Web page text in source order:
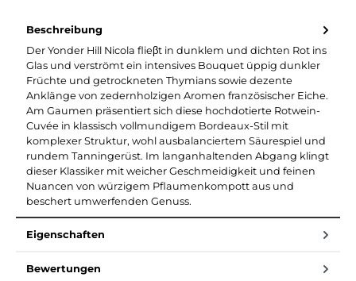
Beschreibung
Der Yonder Hill Nicola flieβt in dunklem und dichten Rot ins
Glas und verströmt ein intensives Bouquet üppig dunkler
Früchte und getrockneten Thymians sowie dezente
Anklänge von zedernholzigen Aromen französischer Eiche.
Am Gaumen präsentiert sich diese hochdotierte Rotwein-
Cuvée in klassisch vollmundigem Bordeaux-Stil mit
komplexer Struktur, wohl ausbalanciertem Säurespiel und
rundem Tanningerüst. Im langanhaltenden Abgang klingt
dieser Klassiker mit weicher Geschmeidigkeit und feinen
Nuancen von würzigem Pflaumenkompott aus und
beschert umwerfenden Genuss.
Eigenschaften
Bewertungen